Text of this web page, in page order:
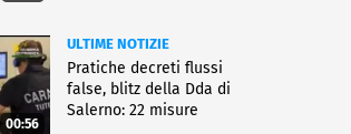
00:56
ULTIME NOTIZIE
Pratiche decreti flussi
false, blitz della Dda di
Salerno: 22 misure